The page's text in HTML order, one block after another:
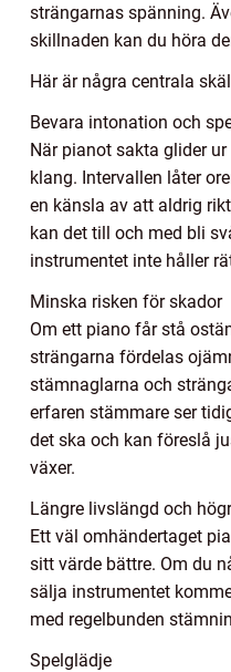
strängarnas spänning.
skillnaden kan du höra
Här är några centrala
Bevara intonation och
När pianot sakta glider
klang. Intervallen låter
en känsla av att aldrig
kan det till och med bli
instrumentet inte håller
Minska risken för skador
Om ett piano får stå
strängarna fördelas
stämnaglarna och
erfaren stämmare ser
det ska och kan föreslå
växer.
Längre livslängd och
Ett väl omhändertaget
sitt värde bättre. Om du
sälja instrumentet
med regelbunden
Spelglädje